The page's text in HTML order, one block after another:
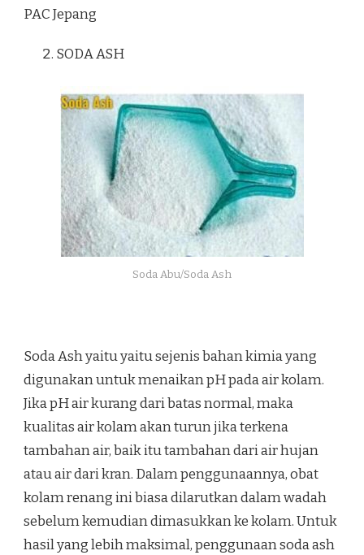
PAC Jepang
SODA ASH
Soda Abu/Soda Ash
Soda Ash yaitu yaitu sejenis bahan kimia yang
digunakan untuk menaikan pH pada air kolam.
Jika pH air kurang dari batas normal, maka
kualitas air kolam akan turun jika terkena
tambahan air, baik itu tambahan dari air hujan
atau air dari kran. Dalam penggunaannya, obat
kolam renang ini biasa dilarutkan dalam wadah
sebelum kemudian dimasukkan ke kolam. Untuk
hasil yang lebih maksimal, penggunaan soda ash